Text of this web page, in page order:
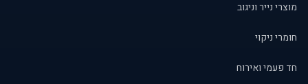
מוצרי נייר וניגוב
חומרי ניקוי
חד פעמי ואירוח